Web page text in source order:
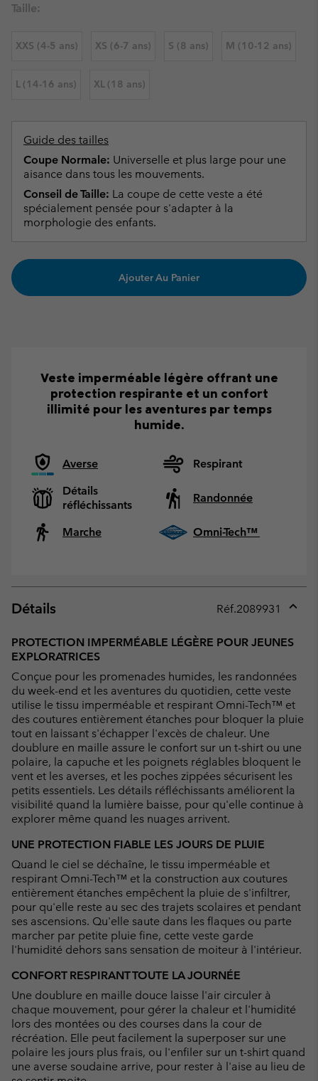
Taille:
XXS (4-5 ans) XS (6-7 ans) S (8 ans) M (10-12 ans)
L (14-16 ans) XL (18 ans)
Guide des tailles
Coupe Normale: Universelle et plus large pour une
aisance dans tous les mouvements.
Conseil de Taille: La coupe de cette veste a été
spécialement pensée pour s'adapter à la
morphologie des enfants.
Ajouter Au Panier
Veste imperméable légère offrant une
protection respirante et un confort
illimité pour les aventures par temps
humide.
Averse
Respirant
Détails
réfléchissants
Randonnée
Marche Omni-Tech™
Détails Réf.2089931
or
PROTECTION IMPERMÉABLE LÉGÈRE POUR JEUNES
EXPLORATRICES
Conçue pour les promenades humides, les randonnées
du week-end et les aventures du quotidien, cette veste
utilise le tissu imperméable et respirant Omni-Tech™ et
des coutures entièrement étanches pour bloquer la pluie
tout en laissant s'échapper l'excès de chaleur. Une
doublure en maille assure le confort sur un t-shirt ou une
polaire, la capuche et les poignets réglables bloquent le
vent et les averses, et les poches zippées sécurisent les
petits essentiels. Les détails réfléchissants améliorent la
visibilité quand la lumière baisse, pour qu'elle continue à
explorer même quand les nuages arrivent.
UNE PROTECTION FIABLE LES JOURS DE PLUIE
Quand le ciel se déchaîne, le tissu imperméable et
respirant Omni-Tech™ et la construction aux coutures
entièrement étanches empêchent la pluie de s'infiltrer,
pour qu'elle reste au sec des trajets scolaires et pendant
ses ascensions. Qu'elle saute dans les flaques ou parte
marcher par petite pluie fine, cette veste garde
l'humidité dehors sans sensation de moiteur à l'intérieur.
CONFORT RESPIRANT TOUTE LA JOURNÉE
Une doublure en maille douce laisse l'air circuler à
chaque mouvement, pour gérer la chaleur et l'humidité
lors des montées ou des courses dans la cour de
récréation. Elle peut facilement la superposer sur une
polaire les jours plus frais, ou l'enfiler sur un t-shirt quand
une averse soudaine arrive, pour rester à l'aise au lieu de